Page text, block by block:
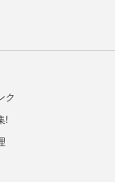
ク
!